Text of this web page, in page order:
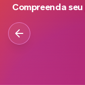
Compreenda